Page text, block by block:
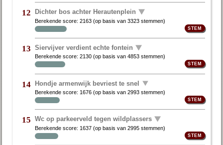
12 Dichter bos achter Herautenplein
Berekende score:2163 (op basis van3323 stemmen)
13 Siervijver verdient echte fontein
Berekende score:2130 (op basis van4853 stemmen)
14 Hondje armenwijk bevriest te snel
Berekende score: 1676 (op basis van2993 stemmen)
15 Wc op parkeerveld tegen wildplassers
Berekende score: 1637 (op basis van2995 stemmen)